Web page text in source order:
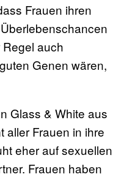
Frauen ihren
auch
Genen wären,
Glass & White aus
aller Frauen in ihre
eher auf sexuellen
Frauen haben